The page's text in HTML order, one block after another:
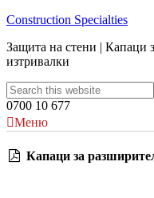
Construction Specialties
Защита на стени | Капаци
изтривалки
0700 10 677
Меню
Капаци за